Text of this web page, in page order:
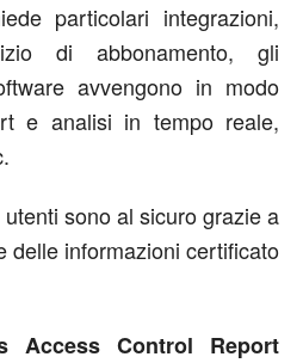
particolari integrazioni,
di abbonamento, gli
avvengono in modo
e analisi in tempo reale,
sono al sicuro grazie a
delle informazioni certificato
Access Control Report